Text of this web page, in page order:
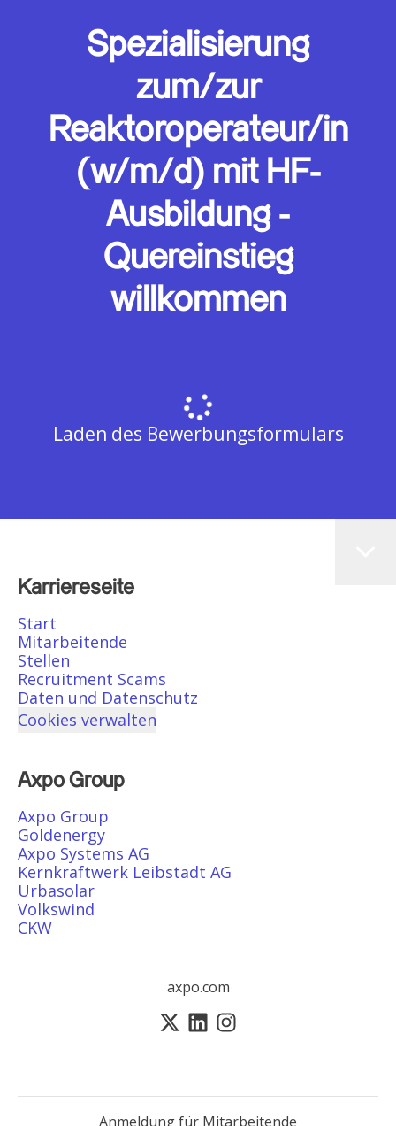
Spezialisierung
zum/zur
Reaktoroperateur/in
(w/m/d) mit HF-
Ausbildung -
Quereinstieg
willkommen
Laden des Bewerbungsformulars
Karriereseite
Start
Mitarbeitende
Stellen
Recruitment Scams
Daten und Datenschutz
Cookies verwalten
Axpo Group
Axpo Group
Goldenergy
Axpo Systems AG
Kernkraftwerk Leibstadt AG
Urbasolar
Volkswind
CKW
axpo.com
Anmeldung für Mitarbeitende